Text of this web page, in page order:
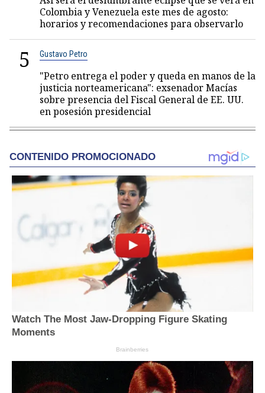
Colombia y Venezuela este mes de agosto:
horarios y recomendaciones para observarlo
5 Gustavo Petro
"Petro entrega el poder y queda en manos de la
justicia norteamericana": exsenador Macías
sobre presencia del Fiscal General de EE. UU.
en posesión presidencial